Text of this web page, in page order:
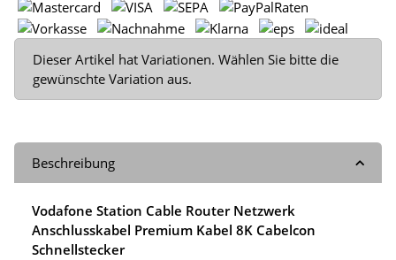
x
Dieser Artikel hat Variationen. Wählen Sie bitte die
gewünschte Variation aus.
Beschreibung
Vodafone Station Cable Router Netzwerk
Anschlusskabel Premium Kabel 8K Cabelcon
Schnellstecker